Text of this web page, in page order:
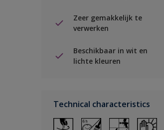
Zeer gemakkelijk te
verwerken
Beschikbaar in wit en
lichte kleuren
Technical characteristics